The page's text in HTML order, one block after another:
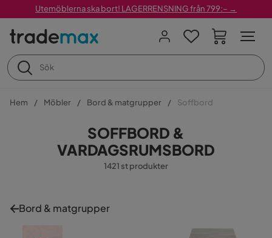
Utemöblerna ska bort! LAGERRENSNING från 799:– →
Hem Möbler Bord & matgrupper Soffbord
SOFFBORD &
VARDAGSRUMSBORD
1421 st produkter
Bord & matgrupper